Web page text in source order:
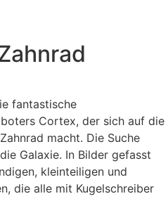
fantastische
Cortex, der sich auf die
macht. Die Suche
Galaxie. In Bilder gefasst
kleinteiligen und
die alle mit Kugelschreiber